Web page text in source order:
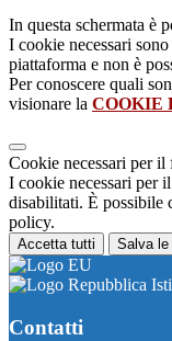
In questa schermata è
I cookie necessari
piattaforma e non è
Per conoscere quali
visionare la COOKIE
Cookie necessari per il
I cookie necessari per
disabilitati. È possibile
policy.
Accetta tutti Salva le
Contatti